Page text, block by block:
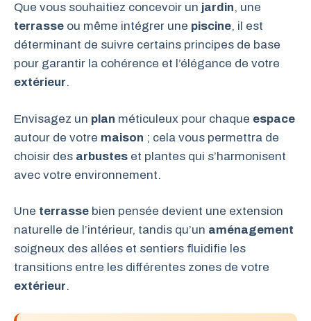
Que vous souhaitiez concevoir un jardin, une
terrasse ou même intégrer une piscine, il est
déterminant de suivre certains principes de base
pour garantir la cohérence et l’élégance de votre
extérieur.
Envisagez un plan méticuleux pour chaque espace
autour de votre maison ; cela vous permettra de
choisir des arbustes et plantes qui s’harmonisent
avec votre environnement.
Une terrasse bien pensée devient une extension
naturelle de l’intérieur, tandis qu’un aménagement
soigneux des allées et sentiers fluidifie les
transitions entre les différentes zones de votre
extérieur.